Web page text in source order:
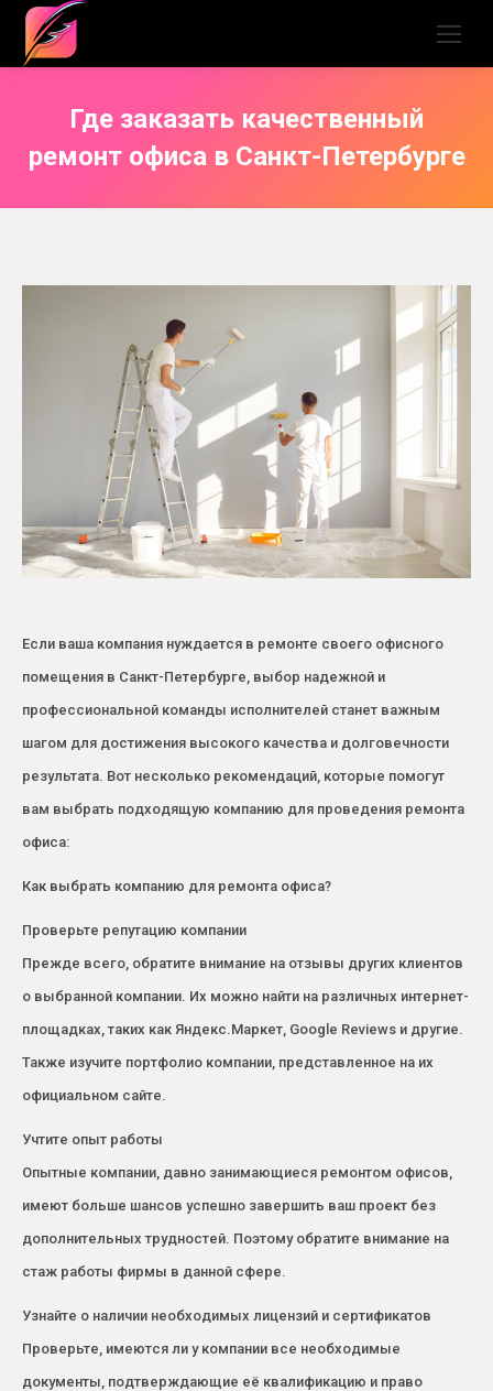
Где заказать качественный
ремонт офиса в Санкт-Петербурге
Если ваша компания нуждается в ремонте своего офисного
помещения в Санкт-Петербурге, выбор надежной и
профессиональной команды исполнителей станет важным
шагом для достижения высокого качества и долговечности
результата. Вот несколько рекомендаций, которые помогут
вам выбрать подходящую компанию для проведения ремонта
офиса:
Как выбрать компанию для ремонта офиса?
Проверьте репутацию компании
Прежде всего, обратите внимание на отзывы других клиентов
о выбранной компании. Их можно найти на различных интернет-
площадках, таких как Яндекс.Маркет, Google Reviews и другие.
Также изучите портфолио компании, представленное на их
официальном сайте.
Учтите опыт работы
Опытные компании, давно занимающиеся ремонтом офисов,
имеют больше шансов успешно завершить ваш проект без
дополнительных трудностей. Поэтому обратите внимание на
стаж работы фирмы в данной сфере.
Узнайте о наличии необходимых лицензий и сертификатов
Проверьте, имеются ли у компании все необходимые
документы, подтверждающие её квалификацию и право